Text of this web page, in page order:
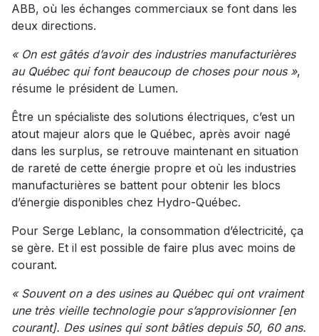
ABB, où les échanges commerciaux se font dans les
deux directions.
« On est gâtés d’avoir des industries manufacturières
au Québec qui font beaucoup de choses pour nous »,
résume le président de Lumen.
Être un spécialiste des solutions électriques, c’est un
atout majeur alors que le Québec, après avoir nagé
dans les surplus, se retrouve maintenant en situation
de rareté de cette énergie propre et où les industries
manufacturières se battent pour obtenir les blocs
d’énergie disponibles chez Hydro-Québec.
Pour Serge Leblanc, la consommation d’électricité, ça
se gère. Et il est possible de faire plus avec moins de
courant.
« Souvent on a des usines au Québec qui ont vraiment
une très vieille technologie pour s’approvisionner [en
courant]. Des usines qui sont bâties depuis 50, 60 ans.